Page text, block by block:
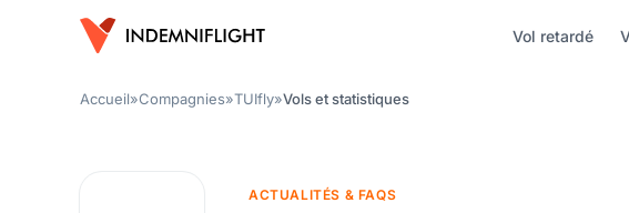
Vol retardé
Accueil»Compagnies»TUIfly»Vols et statistiques
ACTUALITÉS & FAQS